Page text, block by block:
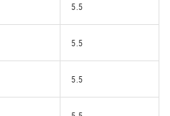
5.5
5.5
5.5